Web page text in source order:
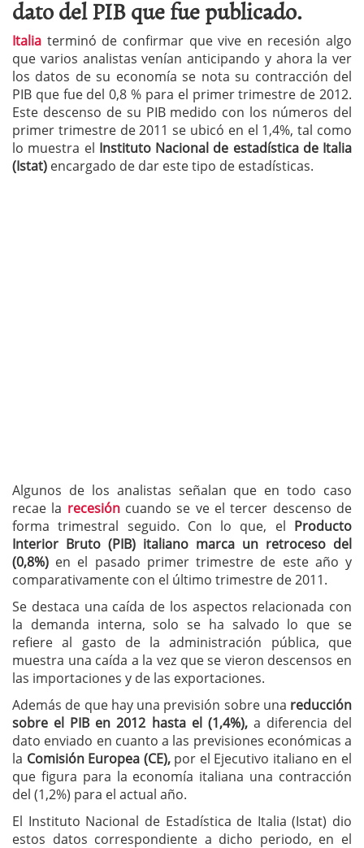
dato del PIB que fue publicado.
Italia terminó de confirmar que vive en recesión algo
que varios analistas venían anticipando y ahora la ver
los datos de su economía se nota su contracción del
PIB que fue del 0,8 % para el primer trimestre de 2012.
Este descenso de su PIB medido con los números del
primer trimestre de 2011 se ubicó en el 1,4%, tal como
lo muestra el Instituto Nacional de estadística de Italia
(Istat) encargado de dar este tipo de estadísticas.
Algunos de los analistas señalan que en todo caso
recae la recesióncuando se ve el tercer descenso de
forma trimestral seguido. Con lo que, el Producto
Interior Bruto (PIB) italiano marca un retroceso del
(0,8%) en el pasado primer trimestre de este año y
comparativamente con el último trimestre de 2011.
Se destaca una caída de los aspectos relacionada con
la demanda interna, solo se ha salvado lo que se
refiere al gasto de la administración pública, que
muestra una caída a la vez que se vieron descensos en
las importaciones y de las exportaciones.
Además de que hay una previsión sobre una reducción
sobre el PIB en 2012 hasta el (1,4%),a diferencia del
dato enviado en cuanto a las previsiones económicas a
la Comisión Europea (CE),por el Ejecutivo italiano en el
que figura para la economía italiana una contracción
del (1,2%) para el actual año.
El Instituto Nacional de Estadística de Italia (Istat) dio
estos datos correspondiente a dicho periodo, en el